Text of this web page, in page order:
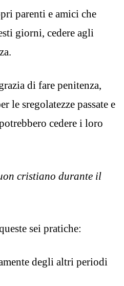
parenti e amici che
giorni, cedere agli
di fare penitenza,
le sregolatezze passate e
cedere i loro
cristiano durante il
sei pratiche:
degli altri periodi